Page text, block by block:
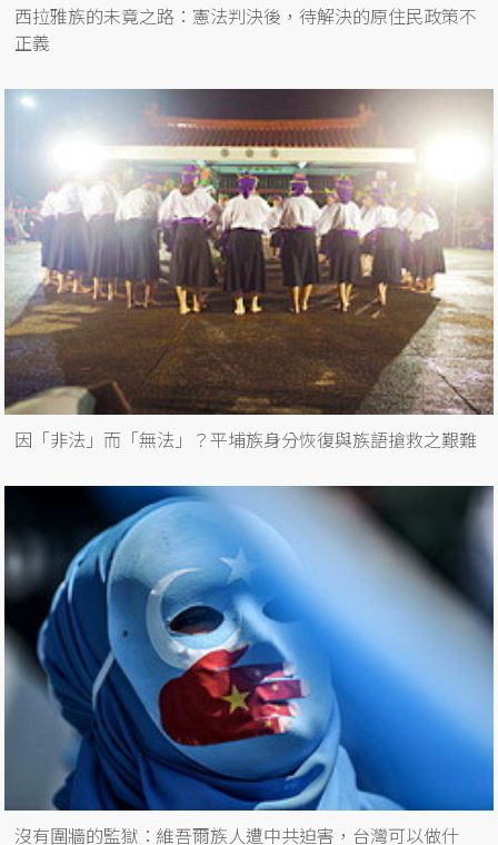
西拉雅族的未竟之路：憲法判決後，待解決的原住民政策不
正義
因「非法」而「無法」？平埔族身分恢復與族語搶救之艱難
沒有圍牆的監獄：維吾爾族人遭中共迫害，台灣可以做什